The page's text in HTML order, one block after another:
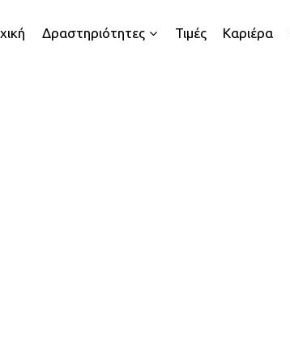
Δραστηριότητες Τιμές Καριέρα